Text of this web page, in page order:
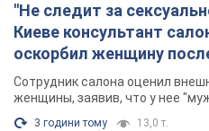
"Не следит за
Киеве консультант
оскорбил женщину
химиотерапии,
Фото
Сотрудник салона оценил
женщины, заявив, что у нее
3 години тому 13,0 т.